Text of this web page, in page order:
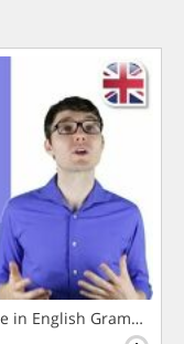
in English Grammar